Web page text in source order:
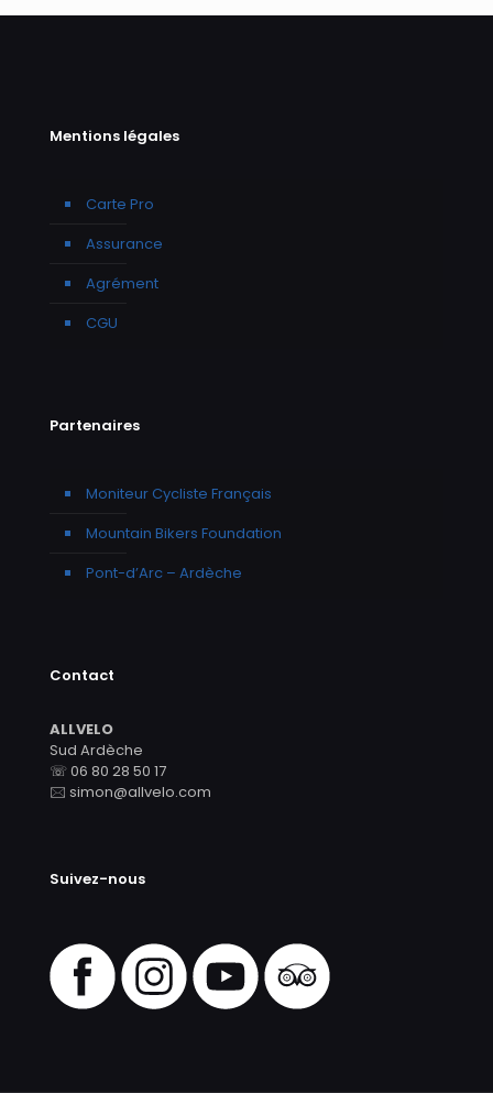
Mentions légales
Carte Pro
Assurance
Agrément
CGU
Partenaires
Moniteur Cycliste Français
Mountain Bikers Foundation
Pont-d’Arc – Ardèche
Contact
ALLVELO
Sud Ardèche
☏ 06 80 28 50 17
🖂 simon@allvelo.com
Suivez-nous